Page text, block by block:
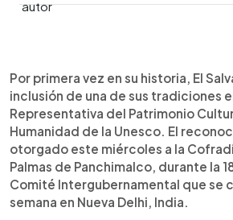
► Escuchar artículo
El Salvador logró por primera vez
Lista del Patrimonio Cultural
Humanidad de la Unesco con la
Flores y las Palmas de
con raíces indígenas y coloniales.
celebrada cada año en
procesiones, música, danza y
con flores silvestres, elaboradas
comunidad. El reconocimiento se
Por primera vez en su historia, El
inclusión de una de sus tradiciones
Representativa del Patrimonio
Humanidad de la Unesco. El
otorgado este miércoles a la
Palmas de Panchimalco, durante la
Comité Intergubernamental que se
semana en Nueva Delhi, India.